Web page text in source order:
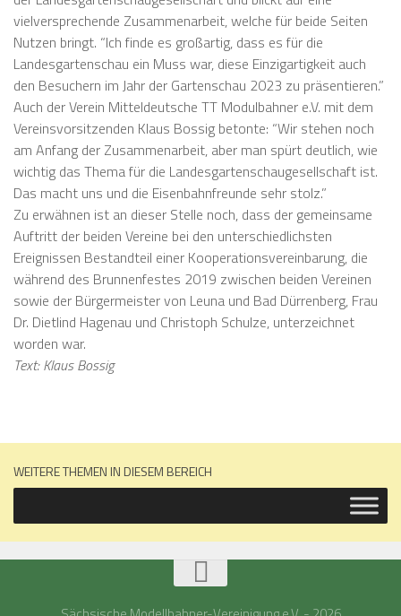
vielversprechende Zusammenarbeit, welche für beide Seiten
Nutzen bringt. “Ich finde es großartig, dass es für die
Landesgartenschau ein Muss war, diese Einzigartigkeit auch
den Besuchern im Jahr der Gartenschau 2023 zu präsentieren.”
Auch der Verein Mitteldeutsche TT Modulbahner e.V. mit dem
Vereinsvorsitzenden Klaus Bossig betonte: “Wir stehen noch
am Anfang der Zusammenarbeit, aber man spürt deutlich, wie
wichtig das Thema für die Landesgartenschaugesellschaft ist.
Das macht uns und die Eisenbahnfreunde sehr stolz.”
Zu erwähnen ist an dieser Stelle noch, dass der gemeinsame
Auftritt der beiden Vereine bei den unterschiedlichsten
Ereignissen Bestandteil einer Kooperationsvereinbarung, die
während des Brunnenfestes 2019 zwischen beiden Vereinen
sowie der Bürgermeister von Leuna und Bad Dürrenberg, Frau
Dr. Dietlind Hagenau und Christoph Schulze, unterzeichnet
worden war.
Text: Klaus Bossig
WEITERE THEMEN IN DIESEM BEREICH